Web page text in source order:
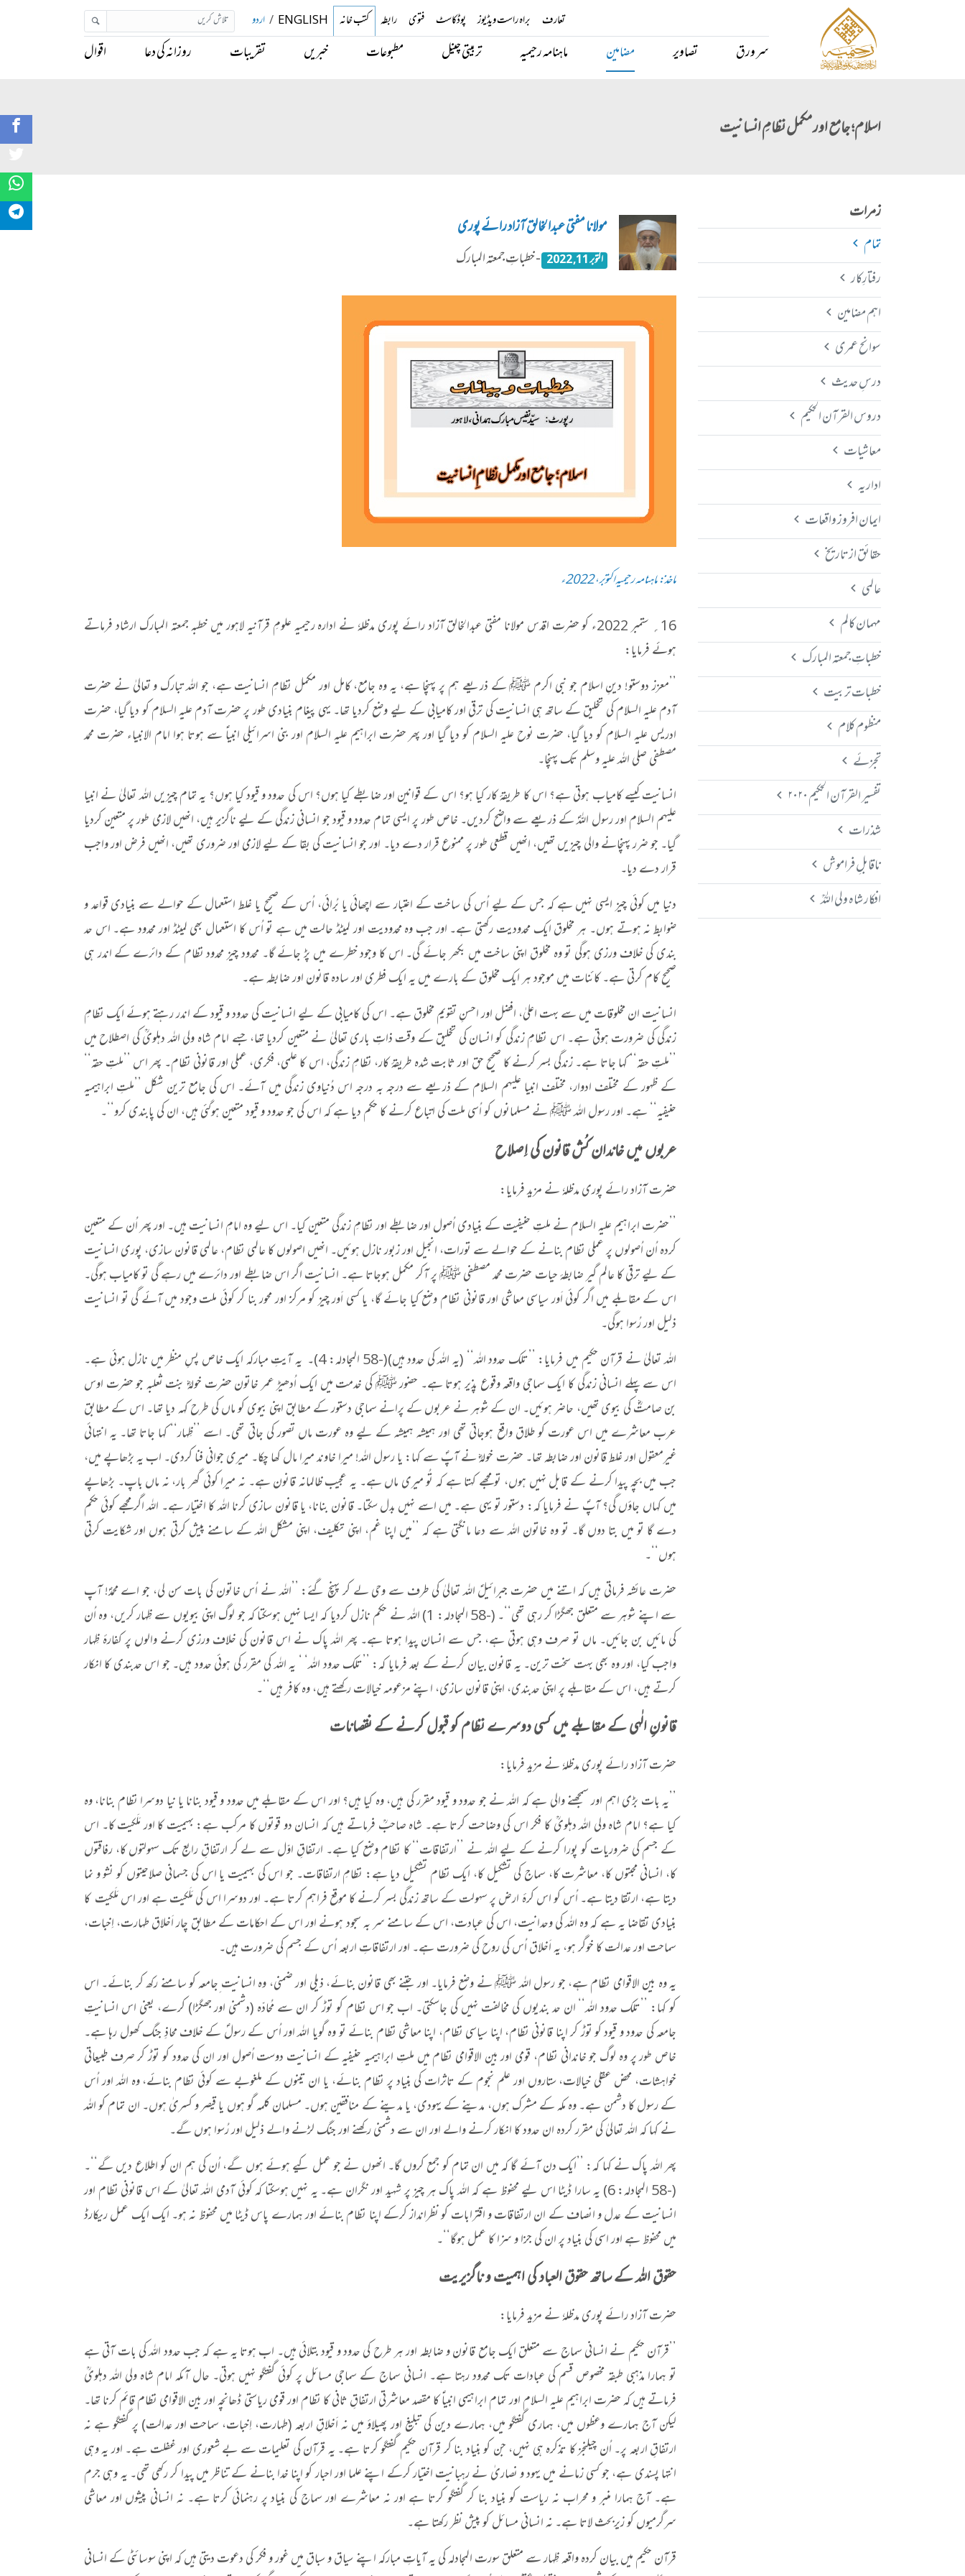
تعارف براہ راست ویڈیوز پوڈکاسٹ فتوی رابطہ کتب خانہ ENGLISH
/ اردو
سر ورق تصاویر مضامین ماہنامہ رحیمیہ تربیتی چینل مطبوعات خبریں تقریبات روزانہ کی دعا اقوال
اسلام؛ جامع اور مکمل نظامِ انسانیت
زمرات
تمام
رفتارِکار
اہم مضامین
سوانح عمری
درسِ حدیث
دروس القرآن الحکیم
معاشیات
اداریہ
ایمان افروز واقعات
حقائق از تاریخ
عالمی
مہمان کالم
خطباتِ جمعتہ المبارک
خطبات تربیت
منظوم کلام
تجزئے
تفسیر القرآن الحکیم ۲۰۲۰
شذرات
ناقابلِ فراموش
افکار شاہ ولی اللہؒ
مولانا مفتی عبدالخالق آزاد رائے پوری
اکتوبر 11, 2022 - خطباتِ جمعتہ المبارک
ماخذ: ماہنامہ رحیمیہ اکتوبر، 2022ء
16
؍ ستمبر 2022ء کو حضرت اقدس مولانا مفتی عبدالخالق آزاد رائے پوری مدظلہٗ نے ادارہ رحیمیہ علومِ قرآنیہ لاہور میں خطبہ جمعتہ المبارک ارشاد فرماتے
ہوئے فرمایا:
معزز دوستو! دینِ اسلام جو نبی اکرم ﷺ کے ذریعے ہم پر پہنچا ہے، یہ وہ جامع، کامل اور مکمل نظامِ انسانیت ہے، جو اللہ تبارک و تعالیٰ نے حضرت
آدم علیہ السلام کی تخلیق کے ساتھ ہی انسانیت کی ترقی اور کامیابی کے لیے وضع کردیا تھا۔ یہی پیغام بنیادی طور پر حضرت آدم علیہ السلام کو دیا گیا، حضرت
ادریس علیہ السلام کو دیا گیا، حضرت نوح علیہ السلام کو دیا گیا اور پھر حضرت ابراہیم علیہ السلام اور بنی اسرائیلی انبیاؑ سے ہوتا ہوا امام الانبیاء حضرت محمد
مصطفی صلی اللہ علیہ وسلم تک پہنچا۔
انسانیت کیسے کامیاب ہوتی ہے؟ اس کا طریقۂ کار کیا ہو؟ اس کے قوانین اور ضابطے کیا ہوں؟ اس کی حدود و قیود کیا ہوں؟ یہ تمام چیزیں اللہ تعالیٰ نے انبیا
علیہم السلام اور رسول اللہؐ کے ذریعے سے واضح کردیں۔ خاص طور پر ایسی تمام حدود و قیود جو انسانی زندگی کے لیے ناگزیر ہیں، انھیں لازمی طور پر متعین کردیا
گیا۔ جو ضرر پہنچانے والی چیزیں تھیں، انھیں قطعی طور پر ممنوع قرار دے دیا۔ اور جو انسانیت کی بقا کے لیے لازمی اور ضروری تھیں، انھیں فرض اور واجب
قرار دے دیا۔
دنیا میں کوئی چیز ایسی نہیں ہے کہ جس کے لیے اُس کی ساخت کے اعتبار سے اچھائی یا بُرائی، اُس کے صحیح یا غلط استعمال کے حوالے سے بنیادی قواعد و
ضوابط نہ ہوتے ہوں۔ ہر مخلوق ایک محدودیت رکھتی ہے۔ اور جب وہ محدودیت اور لمیٹڈ حالت میں ہے تو اُس کا استعمال بھی لمیٹڈ اور محدود ہے۔ اس حد
بندی کی خلاف ورزی ہوگی تو وہ مخلوق اپنی ساخت میں بکھر جائے گی۔ اس کا وجود خطرے میں پڑ جائے گا۔ محدود چیز محدود نظام کے دائرے کے اندر ہی
صحیح کام کرتی ہے۔ کائنات میں موجود ہر ایک مخلوق کے بارے میں یہ ایک فطری اور سادہ قانون اور ضابطہ ہے۔
انسانیت ان مخلوقات میں سے بہت اعلیٰ، افضل اور احسنِ تقویم مخلوق ہے۔ اس کی کامیابی کے لیے انسانیت کی حدود و قیود کے اندر رہتے ہوئے ایک نظامِ
زندگی کی ضرورت ہوتی ہے۔ اس نظامِ زندگی کو انسان کی تخلیق کے وقت ذاتِ باری تعالیٰ نے متعین کردیا تھا، جسے امام شاہ ولی اللہ دہلویؒ کی اصطلاح میں
’’ملتِ حقہ‘‘ کہا جاتا ہے۔ زندگی بسر کرنے کا صحیح حق اور ثابت شدہ طریقۂ کار، نظامِ زندگی، اس کا علمی، فکری، عملی اور قانونی نظام۔ پھر اس ’’ملتِ حقہ‘‘
کے ظہور کے مختلف ادوار، مختلف انبیا علیہم السلام کے ذریعے سے درجہ بہ درجہ اس دُنیاوی زندگی میں آئے۔ اس کی جامع ترین شکل ’’ملتِ ابراہیمیہ
حنیفیہ‘‘ ہے۔ اور رسول اللہ ﷺ نے مسلمانوں کو اُسی ملت کی اتباع کرنے کا حکم دیا ہے کہ اس کی جو حدود و قیود متعین ہوگئی ہیں، ان کی پابندی کرو‘‘۔
عربوں میں خاندان کُش قانون کی اِصلاح
حضرت آزاد رائے پوری مدظلہٗ نے مزید فرمایا:
حضرت ابراہیم علیہ السلام نے ملتِ حنیفیت کے بنیادی اُصول اور ضابطے اور نظامِ زندگی متعین کیا۔ اس لیے وہ امامِ انسانیت ہیں۔ اور پھر اُن کے متعین
کردہ اُن اُصولوں پر عملی نظام بنانے کے حوالے سے تورات، انجیل اور زبور نازل ہوئیں۔ انھیں اصولوں کا عالمی نظام، عالمی قانون سازی، پوری انسانیت
کے لیے ترقی کا عالم گیر ضابطۂ حیات حضرت محمد مصطفی ﷺ پر آکر مکمل ہوجاتا ہے۔ انسانیت اگر اس ضابطے اور دائرے میں رہے گی تو کامیاب ہوگی۔
اس کے مقابلے میں اگر کوئی اَور سیاسی معاشی اور قانونی نظام وضع کیا جائے گا، یا کسی اَور چیز کو مرکز اور محور بنا کر کوئی ملت وجود میں آئے گی تو انسانیت
ذلیل اور رُسوا ہوگی۔
اللہ تعالیٰ نے قرآن حکیم میں فرمایا: ’’تلک حدود اللہ‘‘ (یہ اللہ کی حدود ہیں)(-58 المجادلہ: 4)۔ یہ آیتِ مبارکہ ایک خاص پسِ منظر میں نازل ہوئی ہے۔
اس سے پہلے انسانی زندگی کا ایک سماجی واقعہ وقوع پذیر ہوتا ہے۔ حضور ﷺ کی خدمت میں ایک اُدھیڑ عمر خاتون حضرت خولہؓ بنت ثعلبہ جو حضرت اوس
بن صامتؓ کی بیوی تھیں، حاضر ہوئیں۔ ان کے شوہر نے عربوں کے پرانے سماجی دستور کے مطابق اپنی بیوی کو ماں کی طرح کہہ دیا تھا۔ اس کے مطابق
عرب معاشرے میں اس عورت کو طلاق واقع ہوجاتی تھی اور ہمیشہ ہمیشہ کے لیے وہ عورت ماں تصور کی جاتی تھی۔ اسے ’’ظِہار‘‘ کہا جاتا تھا۔ یہ انتہائی
غیرمعقول اور غلط قانون اور ضابطہ تھا۔ حضرت خولہؓ نے آپؐ سے کہا: یا رسول اللہ! میرا خاوند میرا مال کھا چکا۔ میری جوانی فنا کردی۔ اب یہ بڑھاپے میں،
جب میں بچہ پیدا کرنے کے قابل نہیں ہوں، تو مجھے کہتا ہے کہ تُو میری ماں ہے۔ یہ عجیب ظالمانہ قانون ہے۔ نہ میرا کوئی گھر بار، نہ ماں باپ۔ بڑھاپے
میں کہاں جاؤں گی؟ آپؐ نے فرمایا کہ: دستور تو یہی ہے۔ میں اسے نہیں بدل سکتا۔ قانون بنانا، یا قانون سازی کرنا اللہ کا اختیار ہے۔ اللہ اگر مجھے کوئی حکم
دے گا تو میں بتا دوں گا۔ تو وہ خاتون اللہ سے دعا مانگتی ہے کہ ’’میں اپنا غم، اپنی تکلیف، اپنی مشکل اللہ کے سامنے پیش کرتی ہوں اور شکایت کرتی
ہوں‘‘۔
حضرت عائشہ فرماتی ہیں کہ اتنے میں حضرت جبرائیلؑ اللہ تعالیٰ کی طرف سے وحی لے کر پہنچ گئے: ’’اللہ نے اُس خاتون کی بات سن لی، جو اے محمدؐ! آپ
سے اپنے شوہر سے متعلق جھگڑا کر رہی تھی‘‘۔ (-58 المجادلہ: 1) اللہ نے حکم نازل کردیا کہ ایسا نہیں ہوسکتا کہ جو لوگ اپنی بیویوں سے ظِہار کریں، وہ اُن
کی مائیں بن جائیں۔ ماں تو صرف وہی ہوتی ہے، جس سے انسان پیدا ہوتا ہے۔ پھر اللہ پاک نے اس قانون کی خلاف ورزی کرنے والوں پر کفارۂ ظِہار
واجب کیا، اور وہ بھی بہت سخت ترین۔ یہ قانون بیان کرنے کے بعد فرمایا کہ: ’’تلک حدود اللہ‘ ‘ یہ اللہ کی مقرر کی ہوئی حدود ہیں۔ جو اس حدبندی کا انکار
کرتے ہیں، اس کے مقابلے پر اپنی حدبندی، اپنی قانون سازی، اپنے مزعومہ خیالات رکھتے ہیں، وہ کافر ہیں‘‘۔
قانونِ الٰہی کے مقابلے میں کسی دوسرے نظام کو قبول کرنے کے نقصانات
حضرت آزاد رائے پوری مدظلہٗ نے مزید فرمایا:
یہ بات بڑی اہم اور سمجھنے والی ہے کہ اللہ نے جو حدود و قیود مقرر کی ہیں، وہ کیا ہیں؟ اور اس کے مقابلے میں حدود و قیود بنانا یا نیا دوسرا نظام بنانا، وہ
کیا ہے؟ امام شاہ ولی اللہ دہلویؒ کا فکر اس کی وضاحت کرتا ہے۔ شاہ صاحبؒ فرماتے ہیں کہ انسان دو قوتوں کا مرکب ہے: بہیمیت کا اور مَلَکیت کا۔ اس
کے جسم کی ضروریات کو پورا کرنے کے لیے اللہ نے ’’ارتفاقات‘‘ کا نظام وضع کیا ہے۔ ارتفاقِ اوّل سے لے کر ارتفاقِ رابع تک سہولتوں کا، رفاقتوں
کا، انسانی محبتوں کا، معاشرت کا، سماج کی تشکیل کا، ایک نظام تشکیل دیا ہے: نظامِ ارتفاقات۔ جو اس کی بہیمیت یا اس کی جسمانی صلاحیتوں کو نشو و نما
دیتا ہے، ارتقا دیتا ہے۔ اُس کو اس کرۂ ارض پر سہولت کے ساتھ زندگی بسر کرنے کا موقع فراہم کرتا ہے۔ اور دوسرا اس کی مَلَکیت ہے اور اس مَلَکیت کا
بنیادی تقاضا یہ ہے کہ وہ اللہ کی وحدانیت، اس کی عبادت، اس کے سامنے سر بہ سجود ہونے اور اس کے احکامات کے مطابق چار اَخلاق طہارت، اِخبات،
سماحت اور عدالت کا خوگر ہو، یہ اَخلاق اُس کی روح کی ضرورت ہے۔ اور ارتفاقاتِ اربعہ اُس کے جسم کی ضرورت ہیں۔
یہ وہ بین الاقوامی نظام ہے، جو رسول اللہ ﷺ نے وضع فرمایا۔ اور جتنے بھی قانون بنائے، ذیلی اور ضمنی، وہ انسانیت ِجامعہ کو سامنے رکھ کر بنائے۔ اس
کو کہا: ’’تلک حدود اللہ‘‘ ان حد بندیوں کی مخالفت نہیں کی جاسکتی۔ اب جو اس نظام کو توڑ کر ان سے مُحادّہ (دشمنی اور جھگڑا) کرے، یعنی اس انسانیتِ
جامعہ کی حدود و قیود کو توڑ کر اپنا قانونی نظام، اپنا سیاسی نظام، اپنا معاشی نظام بنائے تو وہ گویا اللہ اور اُس کے رسولؐ کے خلاف محاذِ جنگ کھول رہا ہے۔
خاص طور پر وہ لوگ جو خاندانی نظام، قومی اور بین الاقوامی نظام میں ملتِ ابراہیمیہ حنیفیہ کے انسانیت دوست اُصول اور ان کی حدود کو توڑ کر صرف طبیعاتی
خواہشات، محض عقلی خیالات، ستاروں اور علم نجوم کے تاثرات کی بنیاد پر نظام بنائے، یا ان تینوں کے ملغوبے سے کوئی نظام بنائے، وہ اللہ اور اُس
کے رسول کا دشمن ہے۔ وہ مکہ کے مشرک ہوں، مدینے کے یہودی، یا مدینے کے منافقین ہوں۔ مسلمان کلمہ گو ہوں یا قیصر و کسریٰ ہوں۔ ان تمام کو اللہ
نے کہا کہ اللہ تعالیٰ کی مقرر کردہ ان حدود کا انکار کرنے والے اور ان سے دشمنی رکھنے اور جنگ لڑنے والے ذلیل اور رُسوا ہوں گے۔
پھر اللہ پاک نے کہا کہ: ’’ایک دن آئے گا کہ میں ان تمام کو جمع کروں گا۔ انھوں نے جو عمل کیے ہوئے ہوں گے، اُن کی ہم ان کو اطلاع دیں گے‘‘۔
(-58 المجادلہ: 6) یہ سارا ڈیٹا اس لیے محفوظ ہے کہ اللہ پاک ہر چیز پر شہید اور نگران ہے۔ یہ نہیں ہوسکتا کہ کوئی آدمی اللہ تعالیٰ کے اس قانونی نظام اور
انسانیت کے عدل و انصاف کے ان ارتفاقات و اقترابات کو نظرانداز کرکے اپنا نظام بنائے اور ہمارے پاس ڈیٹا میں محفوظ نہ ہو۔ ایک ایک عمل ریکارڈ
میں محفوظ ہے اور اسی کی بنیاد پر ان کی جزا و سزا کا عمل ہوگا‘‘۔
حقوق اللہ کے ساتھ حقوق العباد کی اہمیت و ناگزیریت
حضرت آزاد رائے پوری مدظلہٗ نے مزید فرمایا:
قرآن حکیم نے انسانی سماج سے متعلق ایک جامع قانون و ضابطہ اور ہر طرح کی حدود و قیود بتلائی ہیں۔ اب ہوتا یہ ہے کہ جب حدود اللہ کی بات آتی ہے
تو ہمارا مذہبی طبقہ مخصوص قسم کی عبادات تک محدود رہتا ہے۔ انسانی سماج کے سماجی مسائل پر کوئی گفتگو نہیں ہوتی۔ حال آںکہ امام شاہ ولی اللہ دہلویؒ
فرماتے ہیں کہ حضرت ابراہیم علیہ السلام اور تمام ابراہیمی انبیاؑ کا مقصد معاشرتی ارتفاقِ ثانی کا نظام اور قومی ریاستی ڈھانچہ اور بین الاقوامی نظام قائم کرنا تھا۔
لیکن آج ہمارے وعظوں میں، ہماری گفتگو میں، ہمارے دین کی تبلیغ اور پھیلاؤ میں نہ اَخلاقِ اربعہ (طہارت، اِخبات، سماحت اور عدالت) پر گفتگو ہے نہ
ارتفاقِ اربعہ پر۔ اُن چیلنجز کا تذکرہ ہی نہیں، جن کو بنیاد بنا کر قرآن حکیم گفتگو کرتا ہے۔ یہ قرآن کی تعلیمات سے بے شعوری اور غفلت ہے۔ اور یہ وہی
انتہا پسندی ہے، جو کسی زمانے میں یہود و نصاریٰ نے رہبانیت اختیار کرکے اپنے علما اور احبار کو اپنا خدا بنانے کے تناظر میں پیدا کر رکھی تھی۔ یہ وہی جرم
ہے۔ آج ہمارا منبر و محراب نہ ریاست کو بنیاد بنا کر گفتگو کرتا ہے اور نہ معاشرے اور سماج کی بنیاد پر رہنمائی کرتا ہے۔ نہ انسانی پیشوں اور معاشی
سرگرمیوں کو زیربحث لاتا ہے۔ نہ انسانی مسائل کو پیش نظر رکھتا ہے۔
قرآن حکیم میں بیان کردہ واقعہ ظِہار سے متعلق سورت المجادلہ کی یہ آیاتِ مبارکہ اپنے سیاق و سباق میں غور و فکر کی دعوت دیتی ہیں کہ اپنی سوسائٹی کے انسانی